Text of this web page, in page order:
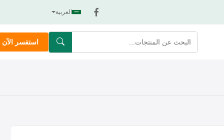
العربية
استفسر الآن